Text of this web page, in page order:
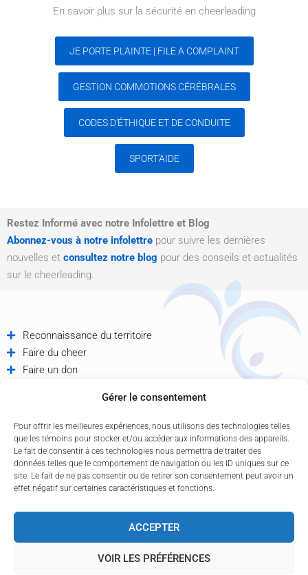
Gérer le consentement
Pour offrir les meilleures expériences, nous utilisons des technologies telles
que les témoins pour stocker et/ou accéder aux informations des appareils.
Le fait de consentir à ces technologies nous permettra de traiter des
données telles que le comportement de navigation ou les ID uniques sur ce
site. Le fait de ne pas consentir ou de retirer son consentement peut avoir un
effet négatif sur certaines caractéristiques et fonctions.
ACCEPTER
VOIR LES PRÉFÉRENCES
En savoir plus sur la sécurité en cheerleading
JE PORTE PLAINTE | FILE A COMPLAINT
GESTION COMMOTIONS CÉRÉBRALES
CODES D'ÉTHIQUE ET DE CONDUITE
SPORT'AIDE
Restez Informé avec notre Infolettre et Blog
Abonnez-vous à notre infolettre pour suivre les dernières
nouvelles et consultez notre blog pour des conseils et actualités
sur le cheerleading.
Reconnaissance du territoire
Faire du cheer
Faire un don
Contactez-nous
Politique de confidentialité
F
a
L
i
Y
o
N